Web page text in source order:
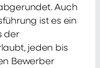
Auch
ist es ein
der
jeden bis
Bewerber